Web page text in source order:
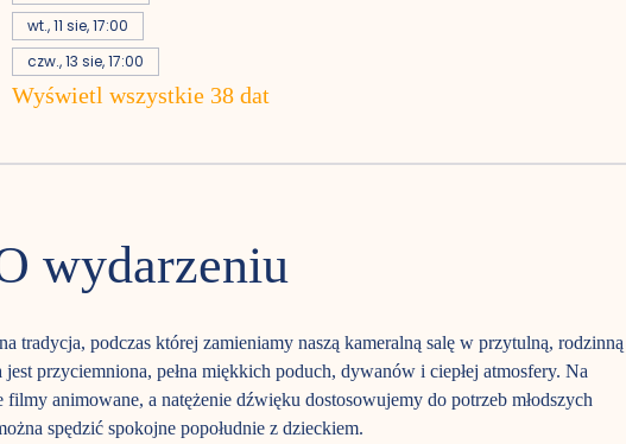
wt., 11 sie, 17:00
czw., 13 sie, 17:00
Wyświetl wszystkie 38 dat
wydarzeniu
tradycja, podczas której zamieniamy naszą kameralną salę w przytulną, rodzinną
przyciemniona, pełna miękkich poduch, dywanów i ciepłej atmosfery. Na
animowane, a natężenie dźwięku dostosowujemy do potrzeb młodszych
spędzić spokojne popołudnie z dzieckiem.